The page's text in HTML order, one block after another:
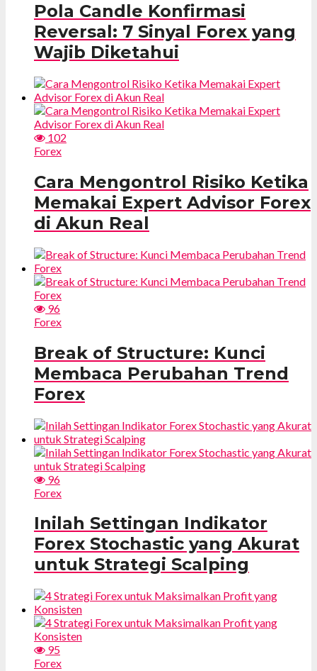
Pola Candle Konfirmasi
Reversal: 7 Sinyal Forex yang
Wajib Diketahui
102
Forex
Cara Mengontrol Risiko Ketika
Memakai Expert Advisor Forex
di Akun Real
96
Forex
Break of Structure: Kunci
Membaca Perubahan Trend
Forex
96
Forex
Inilah Settingan Indikator
Forex Stochastic yang Akurat
untuk Strategi Scalping
95
Forex